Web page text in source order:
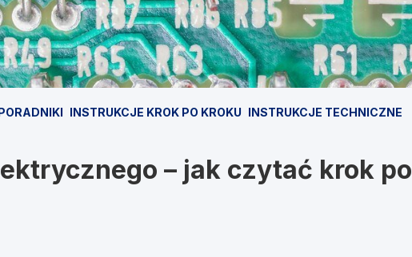
INSTRUKCJE KROK PO KROKU INSTRUKCJE TECHNICZNE
– jak czytać krok po